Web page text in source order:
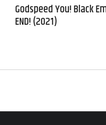
Godspeed You! Black
END! (2021)